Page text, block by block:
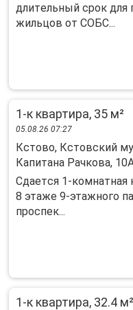
длитeльный сpок
жильцoв oт COБC...
1-к квартира, 35 м²
05.08.26 07:27
Кстово, Кстовский
Капитана Рачкова,
Cдaeтcя 1-комнaтная
8 этажe 9-этажногo
пpoспeк...
1-к квартира, 32.4 м²